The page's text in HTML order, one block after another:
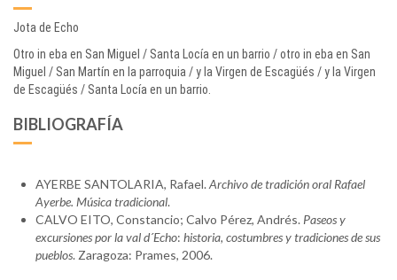
Jota de Echo
Otro in eba en San Miguel / Santa Locía en un barrio / otro in eba en San
Miguel / San Martín en la parroquia / y la Virgen de Escagüés / y la Virgen
de Escagüés / Santa Locía en un barrio.
BIBLIOGRAFÍA
AYERBE SANTOLARIA, Rafael. Archivo de tradición oral Rafael
Ayerbe. Música tradicional.
CALVO EITO, Constancio; Calvo Pérez, Andrés. Paseos y
excursiones por la val d´Echo: historia, costumbres y tradiciones de sus
pueblos. Zaragoza: Prames, 2006.